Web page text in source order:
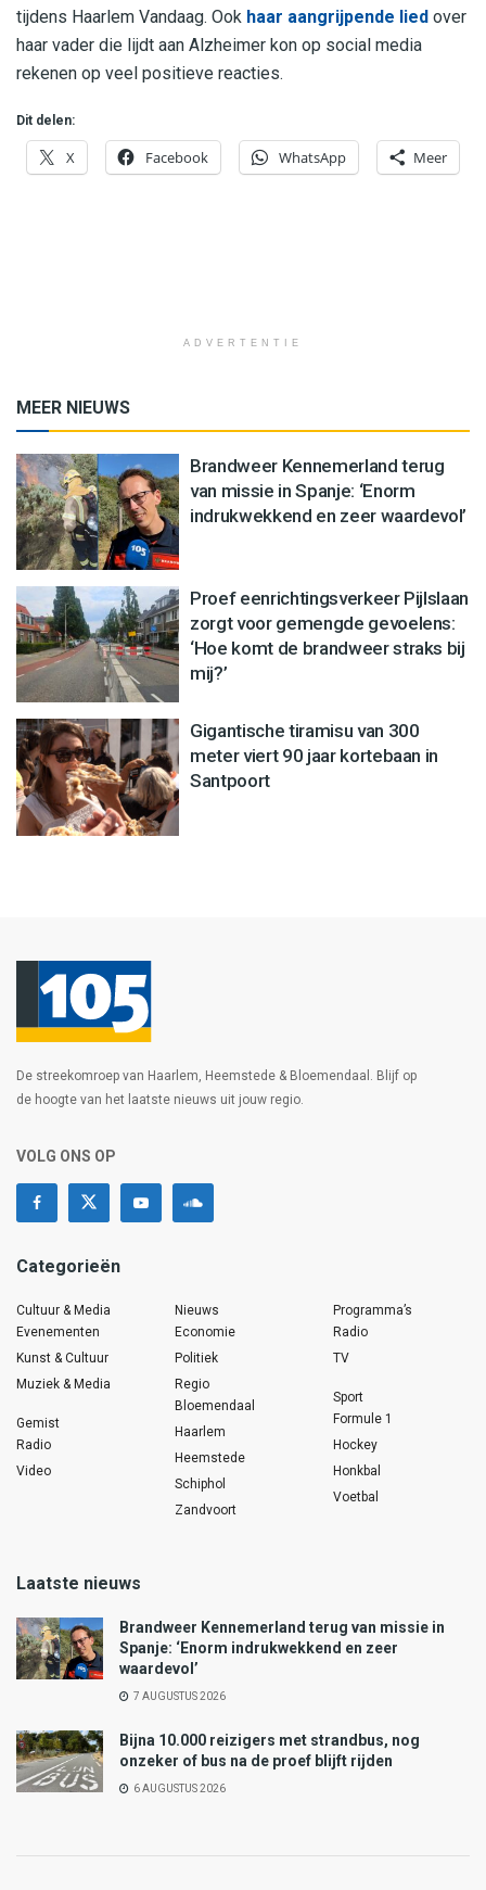
tijdens Haarlem Vandaag. Ook haar aangrijpende lied over
haar vader die lijdt aan Alzheimer kon op social media
rekenen op veel positieve reacties.
Dit delen:
X Facebook WhatsApp Meer
ADVERTENTIE
MEER NIEUWS
Brandweer Kennemerland terug
van missie in Spanje: ‘Enorm
indrukwekkend en zeer waardevol’
Proef eenrichtingsverkeer Pijlslaan
zorgt voor gemengde gevoelens:
‘Hoe komt de brandweer straks bij
mij?’
Gigantische tiramisu van 300
meter viert 90 jaar kortebaan in
Santpoort
De streekomroep van Haarlem, Heemstede & Bloemendaal. Blijf op
de hoogte van het laatste nieuws uit jouw regio.
VOLG ONS OP
Categorieën
Cultuur & Media
Evenementen
Kunst & Cultuur
Muziek & Media
Gemist
Radio
Video
Nieuws
Economie
Politiek
Regio
Bloemendaal
Haarlem
Heemstede
Schiphol
Zandvoort
Programma’s
Radio
TV
Sport
Formule 1
Hockey
Honkbal
Voetbal
Laatste nieuws
Brandweer Kennemerland terug van missie in
Spanje: ‘Enorm indrukwekkend en zeer
waardevol’
7 AUGUSTUS 2026
Bijna 10.000 reizigers met strandbus, nog
onzeker of bus na de proef blijft rijden
6 AUGUSTUS 2026